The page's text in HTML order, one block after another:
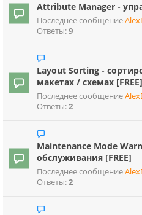
Attribute Manager -
Последнее сообщение
Ответы:9
Layout Sorting -
макетах / схемах [FREE]
Последнее сообщение
Ответы:2
Maintenance Mode
обслуживания [FREE]
Последнее сообщение
Ответы:2